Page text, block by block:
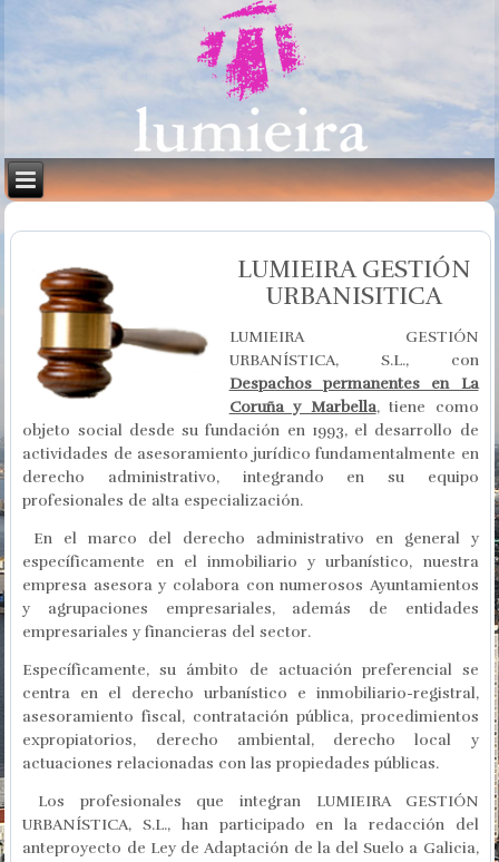
LUMIEIRA GESTIÓN
URBANISITICA
LUMIEIRA GESTIÓN
URBANÍSTICA, S.L., con
Despachos permanentes en La
Coruña y Marbella, tiene como
objeto social desde su fundación en 1993, el desarrollo de
actividades de asesoramiento jurídico fundamentalmente en
derecho administrativo, integrando en su equipo
profesionales de alta especialización.
En el marco del derecho administrativo en general y
específicamente en el inmobiliario y urbanístico, nuestra
empresa asesora y colabora con numerosos Ayuntamientos
y agrupaciones empresariales, además de entidades
empresariales y financieras del sector.
Específicamente, su ámbito de actuación preferencial se
centra en el derecho urbanístico e inmobiliario-registral,
asesoramiento fiscal, contratación pública, procedimientos
expropiatorios, derecho ambiental, derecho local y
actuaciones relacionadas con las propiedades públicas.
Los profesionales que integran LUMIEIRA GESTIÓN
URBANÍSTICA, S.L., han participado en la redacción del
anteproyecto de Ley de Adaptación de la del Suelo a Galicia,